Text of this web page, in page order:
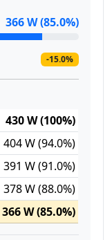
366 W (85.0%)
-15.0%
430 W (100%)
404 W (94.0%)
391 W (91.0%)
378 W (88.0%)
366 W (85.0%)